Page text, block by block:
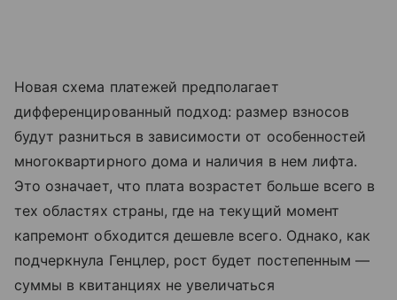
Новая схема платежей предполагает
дифференцированный подход: размер взносов
будут разниться в зависимости от особенностей
многоквартирного дома и наличия в нем лифта.
Это означает, что плата возрастет больше всего в
тех областях страны, где на текущий момент
капремонт обходится дешевле всего. Однако, как
подчеркнула Генцлер, рост будет постепенным —
суммы в квитанциях не увеличаться